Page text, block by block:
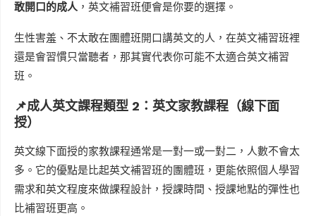
敢開口的成人 ，英文補習班便會是你要的選擇。
生性害羞、不太敢在團體班開口講英文的人，在英文補習班裡
還是會習慣只當聽者，那其實代表你可能不太適合英文補習
班。
📌成人英文課程類型 2：英文家教課程（線下面
授）
英文線下面授的家教課程通常是一對一或一對二，人數不會太
多。它的優點是比起英文補習班的團體班，更能依照個人學習
需求和英文程度來做課程設計，授課時間、授課地點的彈性也
比補習班更高。